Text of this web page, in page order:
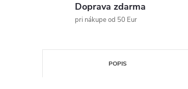
Doprava zdarma
pri nákupe od 50 Eur
POPIS